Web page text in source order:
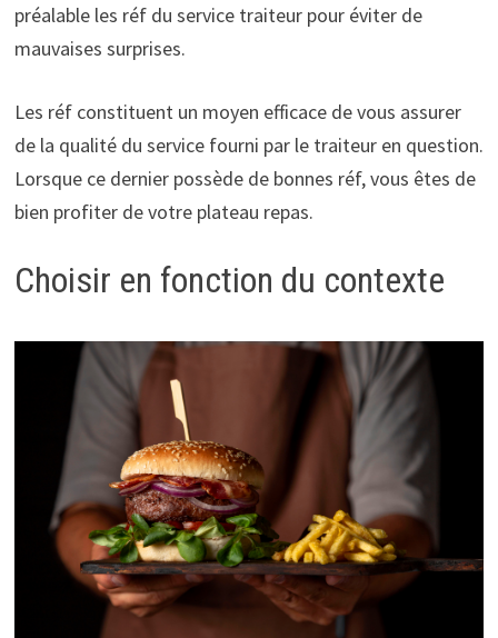
préalable les réf du service traiteur pour éviter de
mauvaises surprises.
Les réf constituent un moyen efficace de vous assurer
de la qualité du service fourni par le traiteur en question.
Lorsque ce dernier possède de bonnes réf, vous êtes de
bien profiter de votre plateau repas.
Choisir en fonction du contexte